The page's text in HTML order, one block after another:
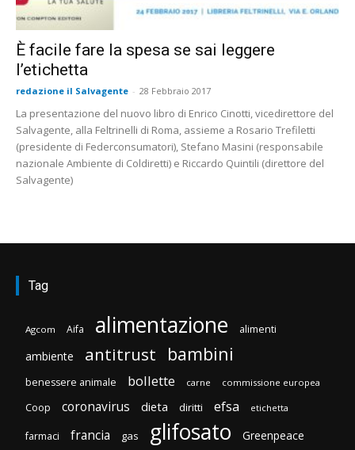
È facile fare la spesa se sai leggere
l’etichetta
redazione il Salvagente - 28 Febbraio 2017
La presentazione del nuovo libro di Enrico Cinotti, vicedirettore del
Salvagente, alla Feltrinelli di Roma, assieme a Rosario Trefiletti
(presidente di Federconsumatori), Stefano Masini (responsabile
nazionale Ambiente di Coldiretti) e Riccardo Quintili (direttore del
Salvagente)
Tag
Agcom Aifa alimentazione alimenti
ambiente antitrust bambini
benessere animale bollette carne commissione europea
Coop coronavirus dieta diritti efsa etichetta
farmaci francia gas glifosato Greenpeace